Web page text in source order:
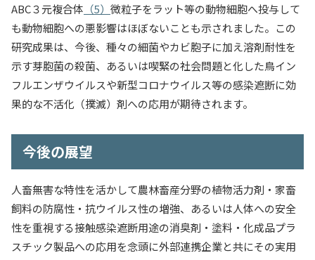
ABC３元複合体 （5） 微粒子をラット等の動物細胞へ投与して
も動物細胞への悪影響はほぼないことも示されました。この
研究成果は、今後、種々の細菌やカビ胞子に加え溶剤耐性を
示す芽胞菌の殺菌、あるいは喫緊の社会問題と化した鳥イン
フルエンザウイルスや新型コロナウイルス等の感染遮断に効
果的な不活化（撲滅）剤への応用が期待されます。
今後の展望
人畜無害な特性を活かして農林畜産分野の植物活力剤・家畜
飼料の防腐性・抗ウイルス性の増強、あるいは人体への安全
性を重視する接触感染遮断用途の消臭剤・塗料・化成品プラ
スチック製品への応用を念頭に外部連携企業と共にその実用